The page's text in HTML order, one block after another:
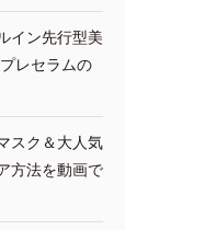
イン先行型美
レセラムの
スク＆大人気
方法を動画で